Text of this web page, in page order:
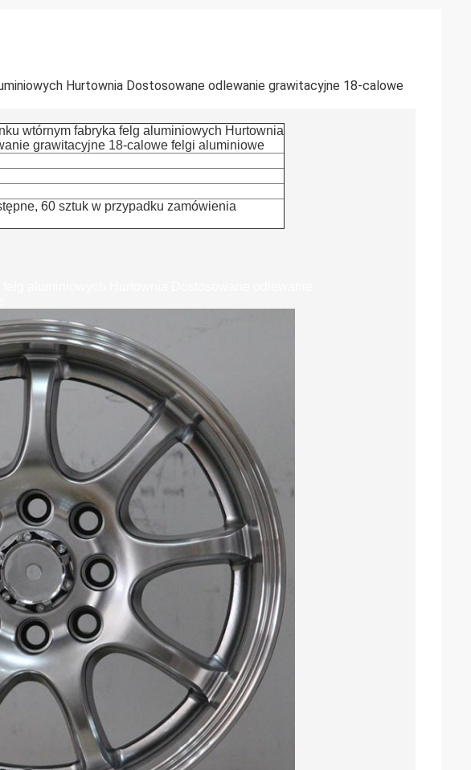
Hurtownia Dostosowane odlewanie grawitacyjne 18-calowe
wtórnym fabryka felg aluminiowych Hurtownia
grawitacyjne 18-calowe felgi aluminiowe
60 sztuk w przypadku zamówienia